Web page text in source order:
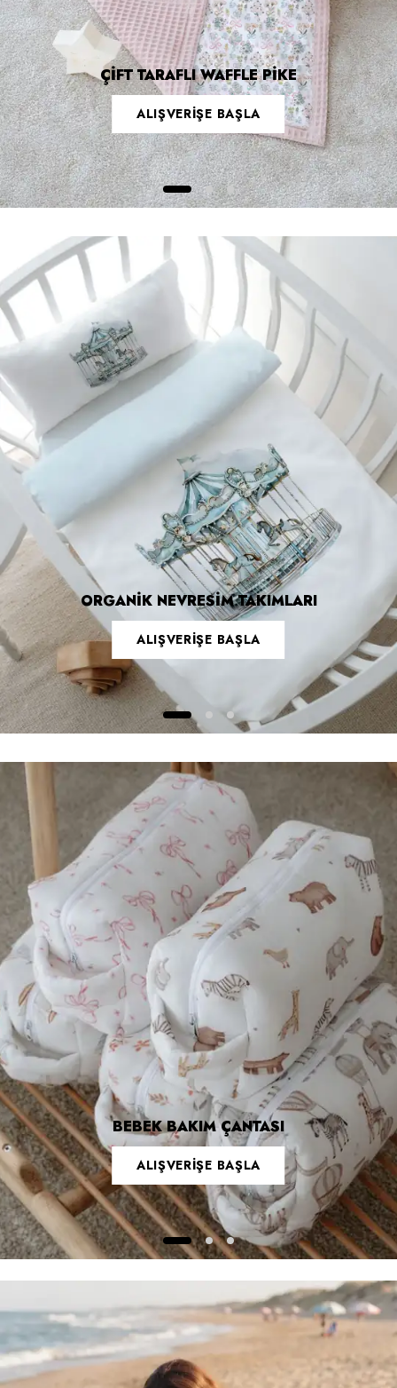
ÇİFT TARAFLI WAFFLE PİKE
ALIŞVERİŞE BAŞLA
ORGANİK NEVRESİM TAKIMLARI
ALIŞVERİŞE BAŞLA
BEBEK BAKIM ÇANTASI
ALIŞVERİŞE BAŞLA